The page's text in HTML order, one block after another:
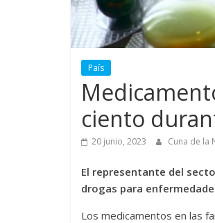
País
ciento
20 junio, 2023 Cuna de la
El representante del
drogas para
Los medicamentos en las